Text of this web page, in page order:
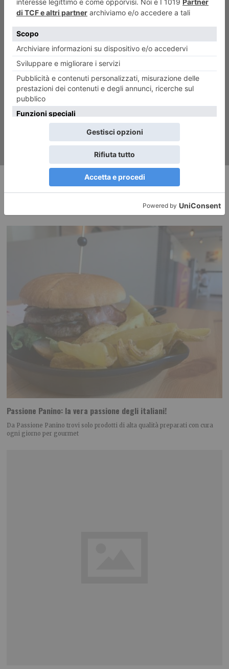
ARTICOLO SUCCESSIVO
Storia della “terra degli slavi
del sud”
RECENTI:
Passione Panino: la vera passione degli italiani!
Da Passione Panino trovi solo prodotti di alta qualità preparati con cura
ogni giorno per gourmet